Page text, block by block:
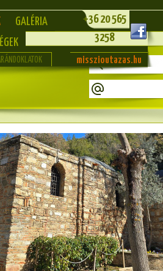
GALÉRIA
+36 20 565
3258
misszioutazas.hu